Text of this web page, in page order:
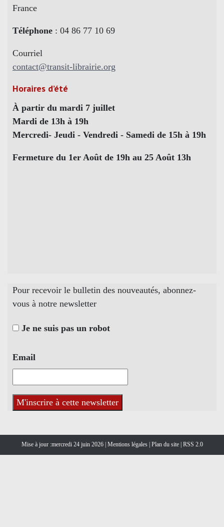
France
Téléphone : 04 86 77 10 69
Courriel
contact@transit-librairie.org
Horaires d’été
À partir du mardi 7 juillet
Mardi de 13h à 19h
Mercredi- Jeudi - Vendredi - Samedi de 15h à 19h
Fermeture du 1er Août de 19h au 25 Août 13h
Pour recevoir le bulletin des nouveautés, abonnez-
vous à notre newsletter
Je ne suis pas un robot
Email
Mise à jour :mercredi 24 juin 2026 | Mentions légales Plan du site RSS 2.0